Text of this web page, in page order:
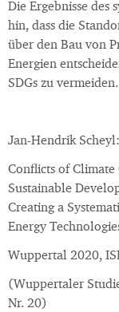
Die Ergebnisse des
hin, dass die
über den Bau von
Energien
SDGs zu vermeiden.
Jan-Hendrik Scheyl:
Conflicts of
Sustainable
Creating a
Energy
Wuppertal 2020,
(Wuppertaler
Nr. 20)